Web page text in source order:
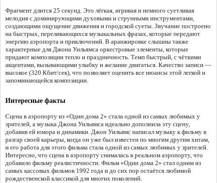
Фрагмент длится 25 секунд. Это лёгкая, игривая и немного суетливая
мелодия с доминирующими духовыми и струнными инструментами,
создающими ощущение движения и городской суеты. Звучание построено
на быстрых, переливающихся музыкальных фразах, которые передают
энергию аэропорта и приключений. В аранжировке слышны также
характерные для Джона Уильямса оркестровые элементы, которые
придают композиции тепло и праздничность. Темп быстрый, с чёткими
акцентами, вызывающими улыбку и желание двигаться. Качество записи —
высокое (320 Кбит/сек), что позволяет оценить все нюансы этой легкой и
запоминающейся композиции.
Интересные факты
Сцена в аэропорту из «Один дома 2» стала одной из самых любимых у
зрителей, а музыка Джона Уильямса идеально дополнила эту сцену,
добавив ей юмора и динамики. Джон Уильямс написал музыку к фильму в
разгар своей карьеры, когда он уже был известен по многим другим хитам,
и его работа для этого фильма стала одной из самых любимых у зрителей.
Интересно, что сцена в аэропорту снималась в реальном аэропорту, что
добавило фильму реалистичности. Фильм «Один дома 2» стал одним из
самых кассовых фильмов 1992 года и до сих пор остаётся любимой
рождественской классикой для многих поколений.